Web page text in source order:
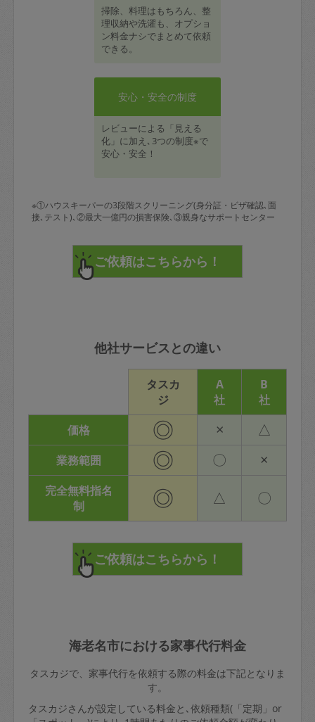
掃除、料理はもちろん、整
理収納や洗濯も、オプショ
ン料金ナシでまとめて依頼
できる。
安心・安全の制度
レビューによる「見える
化」に加え､3つの制度※で
安心・安全！
※①ハウスキーパーの3段階スクリーニング(身分証・ビザ確認､面
接､テスト)､②最大一億円の損害保険､③親身なサポートセンター
他社サービスとの違い
タスカ
ジ
A
社
B
社
価格
◎ × △
業務範囲 ◎ 〇 ×
完全無料指名
制
◎ △ 〇
海老名市における家事代行料金
タスカジで、家事代行を依頼する際の料金は下記となりま
す。
タスカジさんが設定している料金と､依頼種類(「定期」or